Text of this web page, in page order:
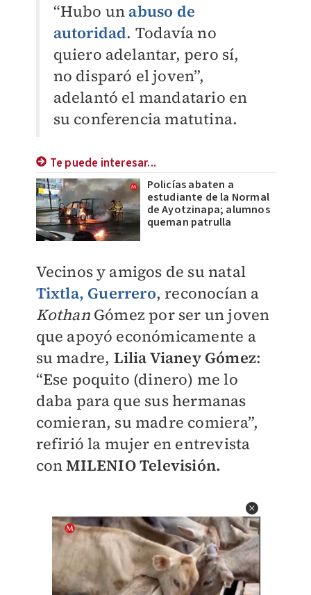
“Hubo un abuso de
autoridad. Todavía no
quiero adelantar, pero sí,
no disparó el joven”,
adelantó el mandatario en
su conferencia matutina.
Te puede interesar...
Policías abaten a
estudiante de la Normal
de Ayotzinapa; alumnos
queman patrulla
Vecinos y amigos de su natal
Tixtla, Guerrero, reconocían a
Kothan Gómez por ser un joven
que apoyó económicamente a
su madre, Lilia Vianey Gómez:
“Ese poquito (dinero) me lo
daba para que sus hermanas
comieran, su madre comiera”,
refirió la mujer en entrevista
conMILENIO Televisión.